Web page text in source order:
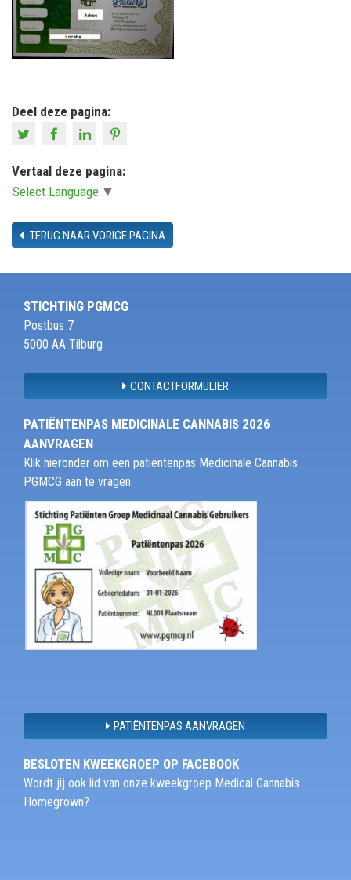
Deel deze pagina:
Vertaal deze pagina:
Select Language ▼
TERUG NAAR VORIGE PAGINA
STICHTING PGMCG
Postbus 7
5000 AA Tilburg
CONTACTFORMULIER
PATIËNTENPAS MEDICINALE CANNABIS 2026
AANVRAGEN
Klik hieronder om een patiëntenpas Medicinale Cannabis
PGMCG aan te vragen
PATIËNTENPAS AANVRAGEN
BESLOTEN KWEEKGROEP OP FACEBOOK
Wordt jij ook lid van onze kweekgroep Medical Cannabis
Homegrown?